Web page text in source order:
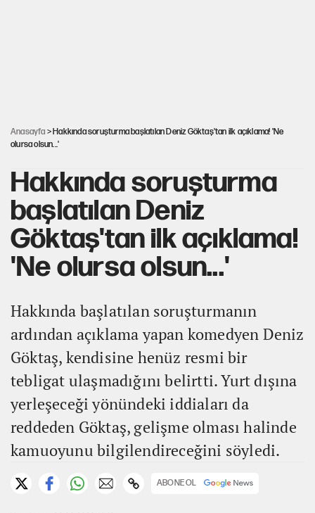
Anasayfa > Hakkında soruşturma başlatılan Deniz Göktaş'tan ilk açıklama! 'Ne
olursa olsun...'
Hakkında soruşturma
başlatılan Deniz
Göktaş'tan ilk açıklama!
'Ne olursa olsun...'
Hakkında başlatılan soruşturmanın
ardından açıklama yapan komedyen Deniz
Göktaş, kendisine henüz resmi bir
tebligat ulaşmadığını belirtti. Yurt dışına
yerleşeceği yönündeki iddiaları da
reddeden Göktaş, gelişme olması halinde
kamuoyunu bilgilendireceğini söyledi.
ABONE OL